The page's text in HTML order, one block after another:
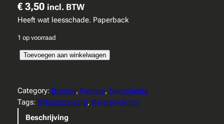
€3,50 incl. BTW
Heeft wat leesschade. Paperback
1 op voorraad
s
e
Toevoegen aan winkelwagen
Category: Boeken, Fantasy, Nederlands
Tags: #doodszwaard, #weishickman
Beschrijving